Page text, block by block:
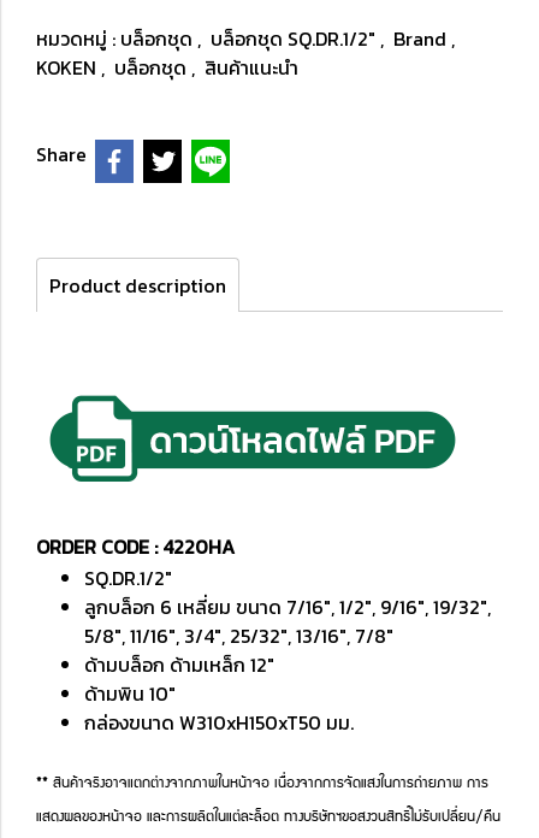
หมวดหมู่ : บล็อกชุด , บล็อกชุด SQ.DR.1/2" , Brand ,
KOKEN , บล็อกชุด , สินค้าแนะนำ
Share
Product description
ORDER CODE : 4220HA
SQ.DR.1/2"
ลูกบล็อก 6 เหลี่ยม ขนาด 7/16", 1/2", 9/16", 19/32",
5/8", 11/16", 3/4", 25/32", 13/16", 7/8"
ด้ามบล็อก ด้ามเหล็ก 12"
ด้ามพิน 10"
กล่องขนาด W310xH150xT50 มม.
** สินค้าจริงอาจแตกต่างจากภาพในหน้าจอ เนื่องจากการจัดแสงในการถ่ายภาพ การ
แสดงผลของหน้าจอ และการผลิตในแต่ละล็อต ทางบริษัทฯขอสงวนสิทธิ์ไม่รับเปลี่ยน/คืน